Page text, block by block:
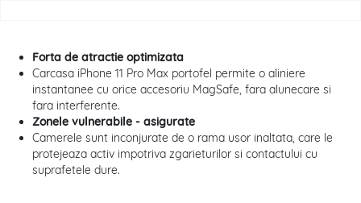
Forta de atractie optimizata
Carcasa iPhone 11 Pro Max portofel permite o aliniere
instantanee cu orice accesoriu MagSafe, fara alunecare si
fara interferente.
Zonele vulnerabile - asigurate
Camerele sunt inconjurate de o rama usor inaltata, care le
protejeaza activ impotriva zgarieturilor si contactului cu
suprafetele dure.